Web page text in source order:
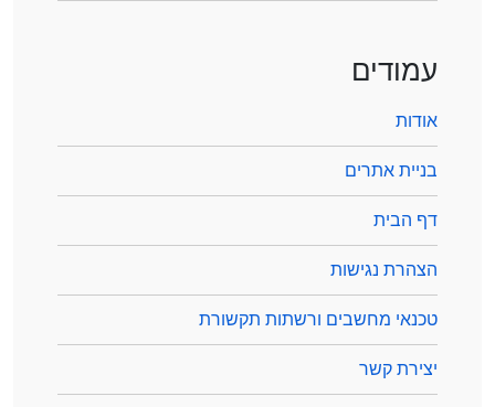
עמודים
אודות
בניית אתרים
דף הבית
הצהרת נגישות
טכנאי מחשבים ורשתות תקשורת
יצירת קשר